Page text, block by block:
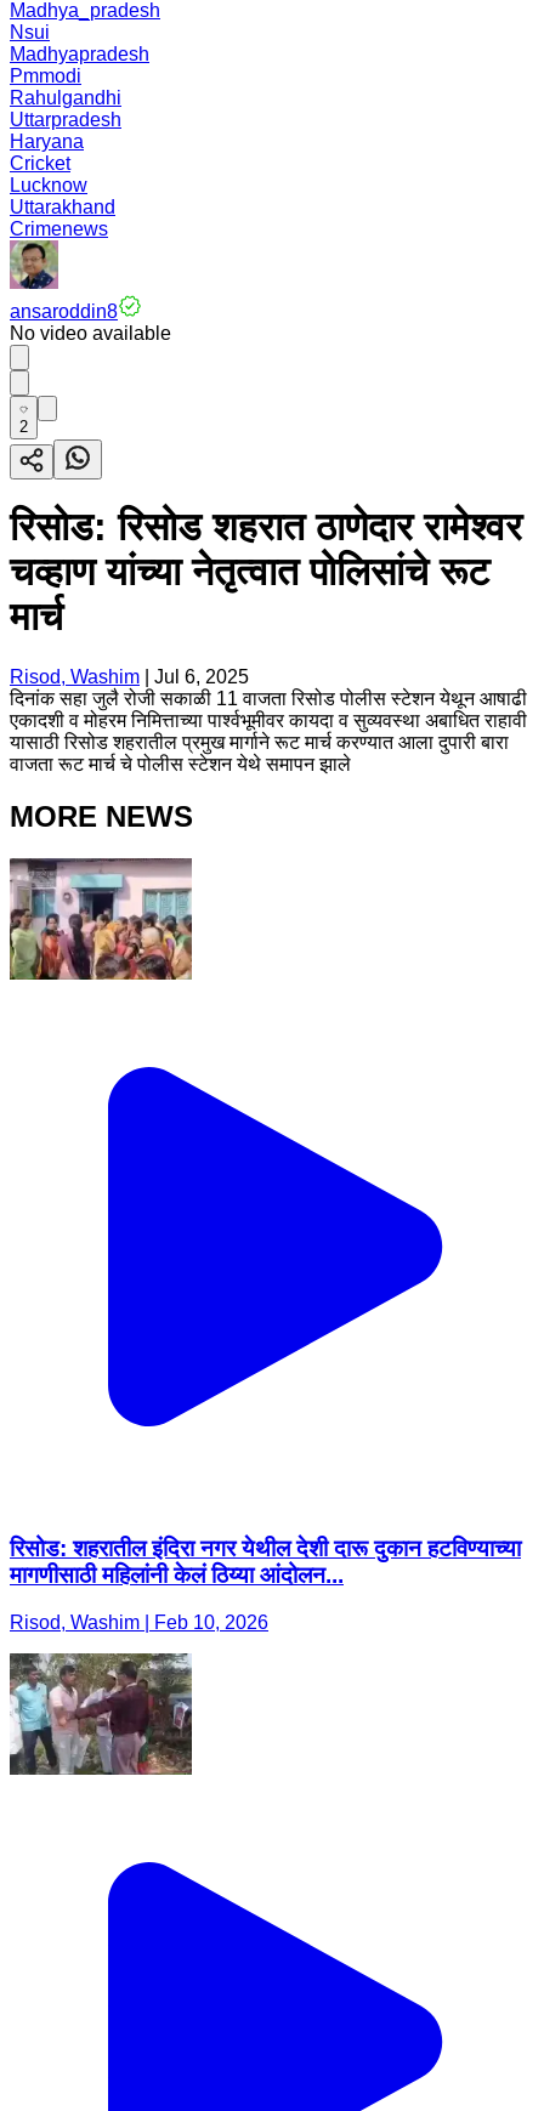
Madhya_pradesh
Nsui
Madhyapradesh
Pmmodi
Rahulgandhi
Uttarpradesh
Haryana
Cricket
Lucknow
Uttarakhand
Crimenews
ansaroddin8
No video available
2
रिसोड: रिसोड शहरात ठाणेदार रामेश्वर
चव्हाण यांच्या नेतृत्वात पोलिसांचे रूट
मार्च
Risod, Washim
Jul 6, 2025
दिनांक सहा जुलै रोजी सकाळी 11 वाजता रिसोड पोलीस स्टेशन येथून आषाढी
एकादशी व मोहरम निमित्ताच्या पार्श्वभूमीवर कायदा व सुव्यवस्था अबाधित राहावी
यासाठी रिसोड शहरातील प्रमुख मार्गाने रूट मार्च करण्यात आला दुपारी बारा
वाजता रूट मार्च चे पोलीस स्टेशन येथे समापन झाले
MORE NEWS
रिसोड: शहरातील इंदिरा नगर येथील देशी दारू दुकान हटविण्याच्या
मागणीसाठी महिलांनी केलं ठिय्या आंदोलन...
Risod, Washim | Feb 10, 2026